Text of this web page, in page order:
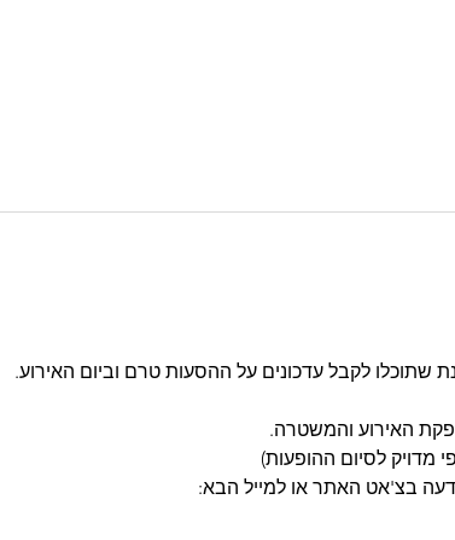
שתוכלו לקבל עדכונים על ההסעות טרם וביום האירוע.
האירוע והמשטרה.
מדויק לסיום ההופעות)
בצ'אט האתר או למייל הבא: